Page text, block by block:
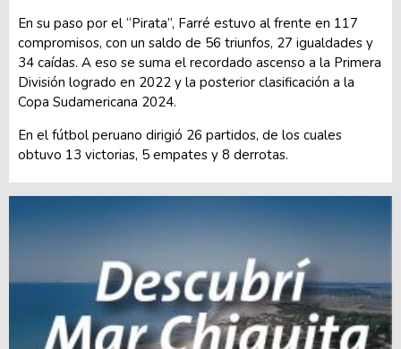
En su paso por el “Pirata”, Farré estuvo al frente en 117
compromisos, con un saldo de 56 triunfos, 27 igualdades y
34 caídas. A eso se suma el recordado ascenso a la Primera
División logrado en 2022 y la posterior clasificación a la
Copa Sudamericana 2024.
En el fútbol peruano dirigió 26 partidos, de los cuales
obtuvo 13 victorias, 5 empates y 8 derrotas.